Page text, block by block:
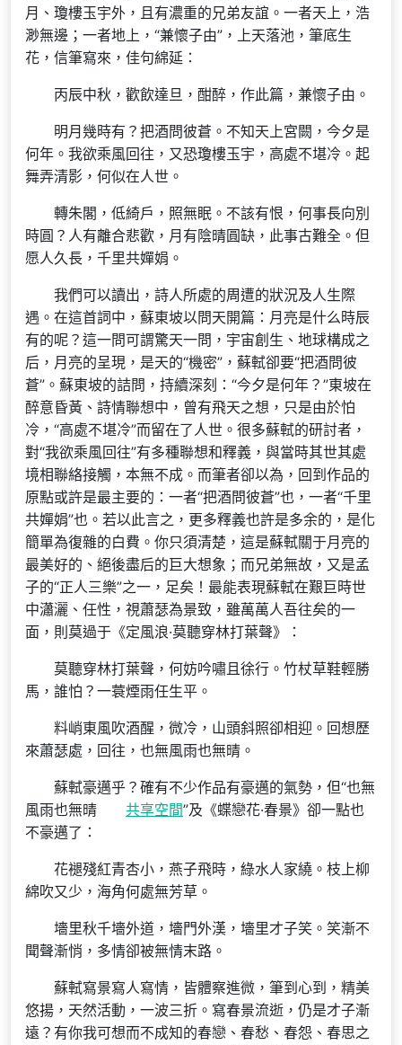
月、瓊樓玉宇外，且有濃重的兄弟友誼。一者天上，浩
渺無邊；一者地上，“兼懷子由”，上天落池，筆底生
花，信筆寫來，佳句綿延：
丙辰中秋，歡飲達旦，酣醉，作此篇，兼懷子由。
明月幾時有？把酒問彼蒼。不知天上宮闕，今夕是
何年。我欲乘風回往，又恐瓊樓玉宇，高處不堪冷。起
舞弄清影，何似在人世。
轉朱閣，低綺戶，照無眠。不該有恨，何事長向別
時圓？人有離合悲歡，月有陰晴圓缺，此事古難全。但
愿人久長，千里共嬋娟。
我們可以讀出，詩人所處的周遭的狀況及人生際
遇。在這首詞中，蘇東坡以問天開篇：月亮是什么時辰
有的呢？這一問可謂驚天一問，宇宙創生、地球構成之
后，月亮的呈現，是天的“機密”，蘇軾卻要“把酒問彼
蒼”。蘇東坡的詰問，持續深刻：“今夕是何年？”東坡在
醉意昏黃、詩情聯想中，曾有飛天之想，只是由於怕
冷，“高處不堪冷”而留在了人世。很多蘇軾的研討者，
對“我欲乘風回往”有多種聯想和釋義，與當時其世其處
境相聯絡接觸，本無不成。而筆者卻以為，回到作品的
原點或許是最主要的：一者“把酒問彼蒼”也，一者“千里
共嬋娟”也。若以此言之，更多釋義也許是多余的，是化
簡單為復雜的白費。你只須清楚，這是蘇軾關于月亮的
最美好的、絕後盡后的巨大想象；而兄弟無故，又是孟
子的“正人三樂”之一，足矣！最能表現蘇軾在艱巨時世
中瀟灑、任性，視蕭瑟為景致，雖萬萬人吾往矣的一
面，則莫過于《定風浪·莫聽穿林打葉聲》：
莫聽穿林打葉聲，何妨吟嘯且徐行。竹杖草鞋輕勝
馬，誰怕？一蓑煙雨任生平。
料峭東風吹酒醒，微冷，山頭斜照卻相迎。回想歷
來蕭瑟處，回往，也無風雨也無晴。
蘇軾豪邁乎？確有不少作品有豪邁的氣勢，但“也無
風雨也無晴
共享空間”及《蝶戀花·春景》卻一點也
不豪邁了：
花褪殘紅青杏小，燕子飛時，綠水人家繞。枝上柳
綿吹又少，海角何處無芳草。
墻里秋千墻外道，墻門外漢，墻里才子笑。笑漸不
聞聲漸悄，多情卻被無情末路。
蘇軾寫景寫人寫情，皆體察進微，筆到心到，精美
悠揚，天然活動，一波三折。寫春景流逝，仍是才子漸
遠？有你我可想而不成知的春戀、春愁、春怨、春思之